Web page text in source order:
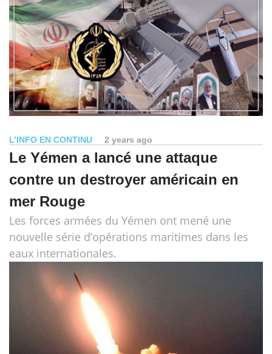
L’INFO EN CONTINU 2 years ago
Le Yémen a lancé une attaque
contre un destroyer américain en
mer Rouge
Les forces armées du Yémen ont mené une
nouvelle série d’opérations maritimes dans les
eaux internationales.